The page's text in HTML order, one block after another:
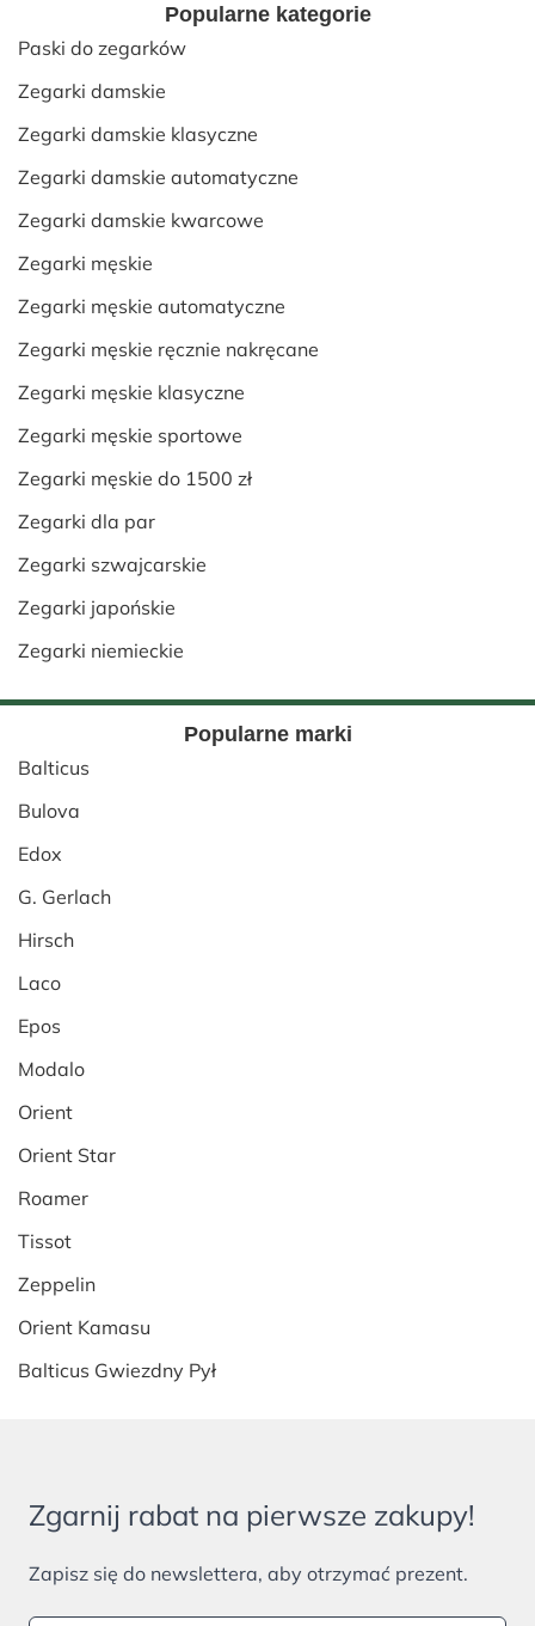
Popularne kategorie
Paski do zegarków
Zegarki damskie
Zegarki damskie klasyczne
Zegarki damskie automatyczne
Zegarki damskie kwarcowe
Zegarki męskie
Zegarki męskie automatyczne
Zegarki męskie ręcznie nakręcane
Zegarki męskie klasyczne
Zegarki męskie sportowe
Zegarki męskie do 1500 zł
Zegarki dla par
Zegarki szwajcarskie
Zegarki japońskie
Zegarki niemieckie
Popularne marki
Balticus
Bulova
Edox
G. Gerlach
Hirsch
Laco
Epos
Modalo
Orient
Orient Star
Roamer
Tissot
Zeppelin
Orient Kamasu
Balticus Gwiezdny Pył
Zgarnij rabat na pierwsze zakupy!
Zapisz się do newslettera, aby otrzymać prezent.